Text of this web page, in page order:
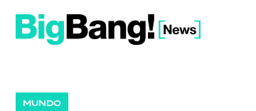
MUNDO